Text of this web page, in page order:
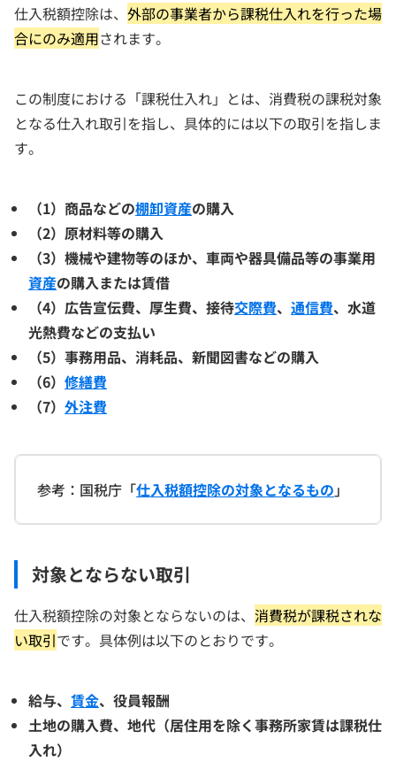
仕入税額控除は、 外部の事業者から課税仕入れを行った場
合にのみ適用されます。
この制度における「課税仕入れ」とは、消費税の課税対象
となる仕入れ取引を指し、具体的には以下の取引を指しま
す。
（1）商品などの棚卸資産の購入
（2）原材料等の購入
（3）機械や建物等のほか、車両や器具備品等の事業用
資産の購入または賃借
（4）広告宣伝費、厚生費、接待交際費、 通信費、水道
光熱費などの支払い
（5）事務用品、消耗品、新聞図書などの購入
（6） 修繕費
（7） 外注費
参考：国税庁「仕入税額控除の対象となるもの 」
対象とならない取引
仕入税額控除の対象とならないのは、 消費税が課税されな
い取引です。具体例は以下のとおりです。
給与、 賃金、役員報酬
土地の購入費、地代（居住用を除く事務所家賃は課税仕
入れ）